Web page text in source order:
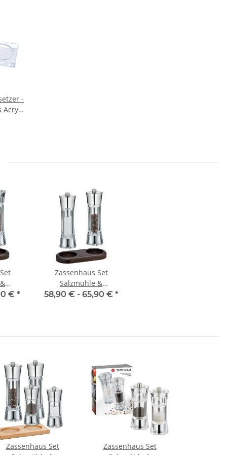
-
Acryl
€ *
Zassenhaus Set
Salzmühle &
Pfeffermühle Aachen
58,90 € - 65,90 € *
Zassenhaus Set
Zassenhaus Set